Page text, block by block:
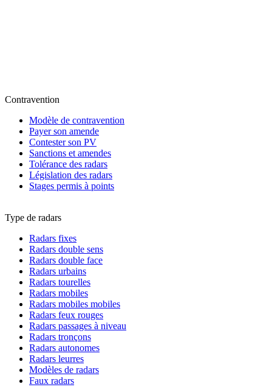
Contravention
Modèle de contravention
Payer son amende
Contester son PV
Sanctions et amendes
Tolérance des radars
Législation des radars
Stages permis à points
Type de radars
Radars fixes
Radars double sens
Radars double face
Radars urbains
Radars tourelles
Radars mobiles
Radars mobiles mobiles
Radars feux rouges
Radars passages à niveau
Radars tronçons
Radars autonomes
Radars leurres
Modèles de radars
Faux radars